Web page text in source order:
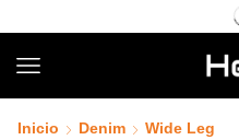
Inicio Denim Wide Leg